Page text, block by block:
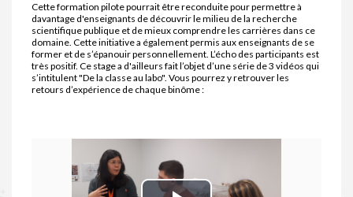
Cette formation pilote pourrait être reconduite pour permettre à
davantage d'enseignants de découvrir le milieu de la recherche
scientifique publique et de mieux comprendre les carrières dans ce
domaine. Cette initiative a également permis aux enseignants de se
former et de s’épanouir personnellement. L’écho des participants est
très positif. Ce stage a d'ailleurs fait l’objet d’une série de 3 vidéos qui
s’intitulent "De la classe au labo". Vous pourrez y retrouver les
retours d’expérience de chaque binôme :